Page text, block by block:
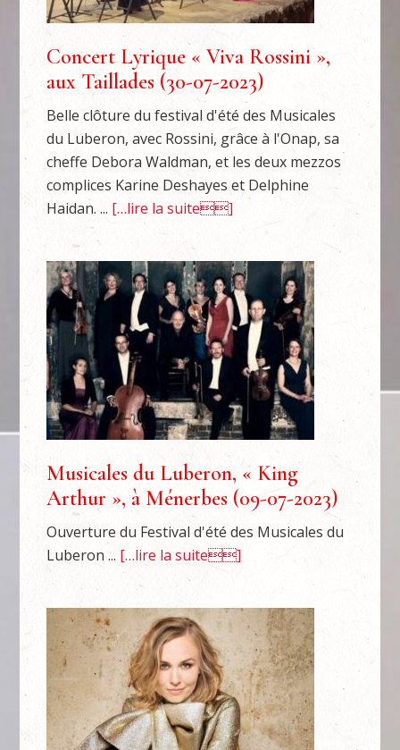
Concert Lyrique « Viva Rossini »,
aux Taillades (30-07-2023)
Belle clôture du festival d'été des Musicales
du Luberon, avec Rossini, grâce à l'Onap, sa
cheffe Debora Waldman, et les deux mezzos
complices Karine Deshayes et Delphine
Haidan. ... […lire la suite]
Musicales du Luberon, « King
Arthur », à Ménerbes (09-07-2023)
Ouverture du Festival d'été des Musicales du
Luberon ... […lire la suite]